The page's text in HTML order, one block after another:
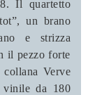
Il quartetto
un brano
e strizza
il pezzo forte
Verve
vinile da 180